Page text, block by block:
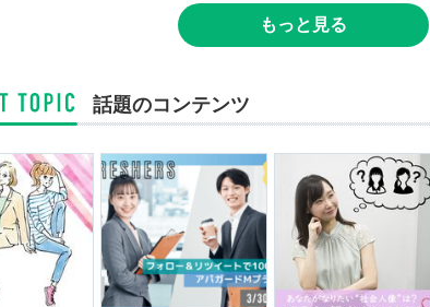
もっと見る
話題のコンテンツ